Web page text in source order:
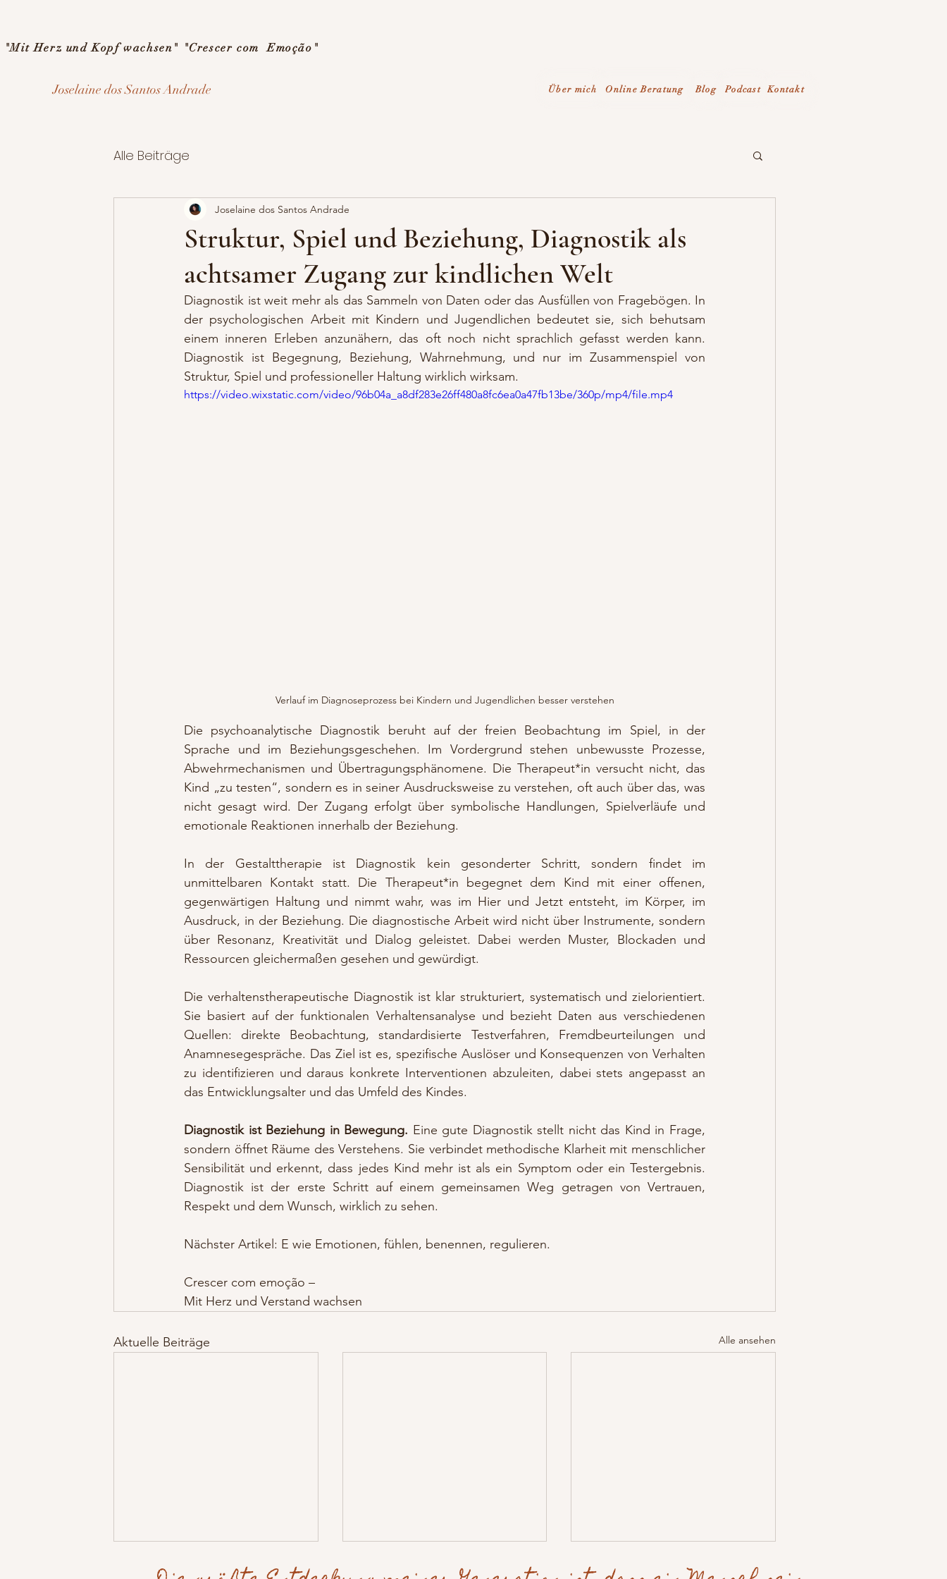
"Mit Herz und Kopf wachsen" "Crescer com Emoção"
Joselaine dos Santos Andrade Über mich Online Beratung Blog Podcast Kontakt
Alle Beiträge
Struktur, Spiel und Beziehung, Diagnostik als
achtsamer Zugang zur kindlichen Welt
Joselaine dos Santos Andrade
Diagnostik ist weit mehr als das Sammeln von Daten oder das Ausfüllen von Fragebögen. In
der psychologischen Arbeit mit Kindern und Jugendlichen bedeutet sie, sich behutsam
einem inneren Erleben anzunähern, das oft noch nicht sprachlich gefasst werden kann.
Diagnostik ist Begegnung, Beziehung, Wahrnehmung, und nur im Zusammenspiel von
Struktur, Spiel und professioneller Haltung wirklich wirksam.
https://video.wixstatic.com/video/96b04a_a8df283e26ff480a8fc6ea0a47fb13be/360p/mp4/file.mp4
Verlauf im Diagnoseprozess bei Kindern und Jugendlichen besser verstehen
Die psychoanalytische Diagnostik beruht auf der freien Beobachtung im Spiel, in der
Sprache und im Beziehungsgeschehen. Im Vordergrund stehen unbewusste Prozesse,
Abwehrmechanismen und Übertragungsphänomene. Die Therapeut*in versucht nicht, das
Kind „zu testen“, sondern es in seiner Ausdrucksweise zu verstehen, oft auch über das, was
nicht gesagt wird. Der Zugang erfolgt über symbolische Handlungen, Spielverläufe und
emotionale Reaktionen innerhalb der Beziehung.
In der Gestalttherapie ist Diagnostik kein gesonderter Schritt, sondern findet im
unmittelbaren Kontakt statt. Die Therapeut*in begegnet dem Kind mit einer offenen,
gegenwärtigen Haltung und nimmt wahr, was im Hier und Jetzt entsteht, im Körper, im
Ausdruck, in der Beziehung. Die diagnostische Arbeit wird nicht über Instrumente, sondern
über Resonanz, Kreativität und Dialog geleistet. Dabei werden Muster, Blockaden und
Ressourcen gleichermaßen gesehen und gewürdigt.
Die verhaltenstherapeutische Diagnostik ist klar strukturiert, systematisch und zielorientiert.
Sie basiert auf der funktionalen Verhaltensanalyse und bezieht Daten aus verschiedenen
Quellen: direkte Beobachtung, standardisierte Testverfahren, Fremdbeurteilungen und
Anamnesegespräche. Das Ziel ist es, spezifische Auslöser und Konsequenzen von Verhalten
zu identifizieren und daraus konkrete Interventionen abzuleiten, dabei stets angepasst an
das Entwicklungsalter und das Umfeld des Kindes.
Diagnostik ist Beziehung in Bewegung. Eine gute Diagnostik stellt nicht das Kind in Frage,
sondern öffnet Räume des Verstehens. Sie verbindet methodische Klarheit mit menschlicher
Sensibilität und erkennt, dass jedes Kind mehr ist als ein Symptom oder ein Testergebnis.
Diagnostik ist der erste Schritt auf einem gemeinsamen Weg getragen von Vertrauen,
Respekt und dem Wunsch, wirklich zu sehen.
Nächster Artikel: E wie Emotionen, fühlen, benennen, regulieren.
Crescer com emoção –
Mit Herz und Verstand wachsen
Aktuelle Beiträge Alle ansehen